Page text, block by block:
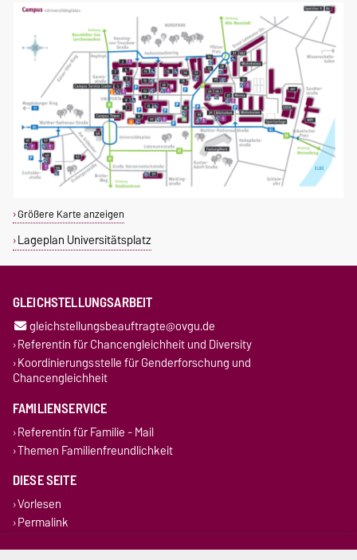
Größere Karte anzeigen
Lageplan Universitätsplatz
GLEICHSTELLUNGSARBEIT
gleichstellungsbeauftragte@ovgu.de
Referentin für Chancengleichheit und Diversity
Koordinierungsstelle für Genderforschung und
Chancengleichheit
FAMILIENSERVICE
Referentin für Familie - Mail
Themen Familienfreundlichkeit
DIESE SEITE
Vorlesen
Permalink